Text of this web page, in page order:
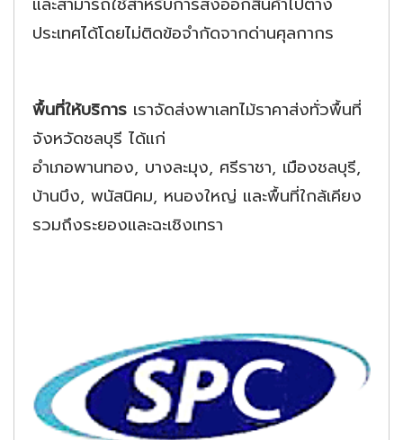
ประเทศได้โดยไม่ติดข้อจำกัดจากด่านศุลกากร
พื้นที่ให้บริการ เราจัดส่งพาเลทไม้ราคาส่งทั่วพื้นที่
จังหวัดชลบุรี ได้แก่
อำเภอพานทอง, บางละมุง, ศรีราชา, เมืองชลบุรี,
บ้านบึง, พนัสนิคม, หนองใหญ่ และพื้นที่ใกล้เคียง
รวมถึงระยองและฉะเชิงเทรา